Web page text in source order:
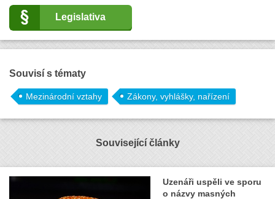
Legislativa
Souvisí s tématy
Mezinárodní vztahy Zákony, vyhlášky, nařízení
Související články
Uzenáři uspěli ve sporu
o názvy masných